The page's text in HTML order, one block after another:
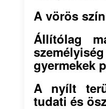
A vörös
Állítólag
gyermekek
A nyílt
tudati és